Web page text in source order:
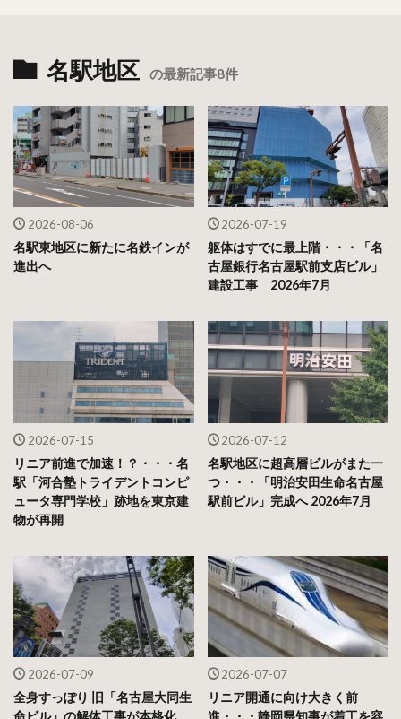
名駅地区 の最新記事8件
2026-08-06
名駅東地区に新たに名鉄インが
進出へ
2026-07-19
躯体はすでに最上階・・・「名
古屋銀行名古屋駅前支店ビル」
建設工事 2026年7月
2026-07-15
リニア前進で加速！？・・・名
駅「河合塾トライデントコンピ
ュータ専門学校」跡地を東京建
物が再開
2026-07-12
名駅地区に超高層ビルがまた一
つ・・・「明治安田生命名古屋
駅前ビル」完成へ 2026年7月
2026-07-09
全身すっぽり 旧「名古屋大同生
命ビル」の解体工事が本格化
2026-07-07
リニア開通に向け大きく前
進・・・静岡県知事が着工を容